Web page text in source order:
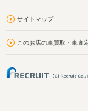
サイトマップ
このお店の車買取・車査